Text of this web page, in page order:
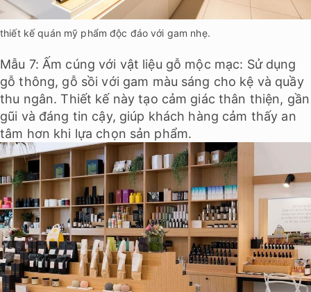
thiết kế quán mỹ phẩm độc đáo với gam nhẹ.
Mẫu 7: Ấm cúng với vật liệu gỗ mộc mạc: Sử dụng
gỗ thông, gỗ sồi với gam màu sáng cho kệ và quầy
thu ngân. Thiết kế này tạo cảm giác thân thiện, gần
gũi và đáng tin cậy, giúp khách hàng cảm thấy an
tâm hơn khi lựa chọn sản phẩm.